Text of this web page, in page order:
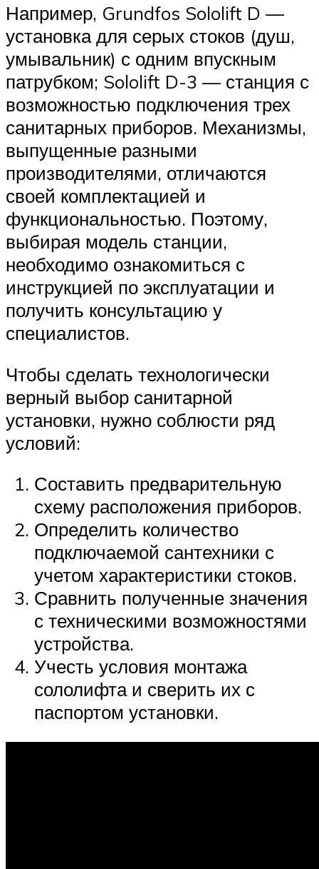
Например, Grundfos Sololift D —
установка для серых стоков (душ,
умывальник) с одним впускным
патрубком; Sololift D-3 — станция с
возможностью подключения трех
санитарных приборов. Механизмы,
выпущенные разными
производителями, отличаются
своей комплектацией и
функциональностью. Поэтому,
выбирая модель станции,
необходимо ознакомиться с
инструкцией по эксплуатации и
получить консультацию у
специалистов.
Чтобы сделать технологически
верный выбор санитарной
установки, нужно соблюсти ряд
условий:
Составить предварительную
схему расположения приборов.
Определить количество
подключаемой сантехники с
учетом характеристики стоков.
Сравнить полученные значения
с техническими возможностями
устройства.
Учесть условия монтажа
сололифта и сверить их с
паспортом установки.